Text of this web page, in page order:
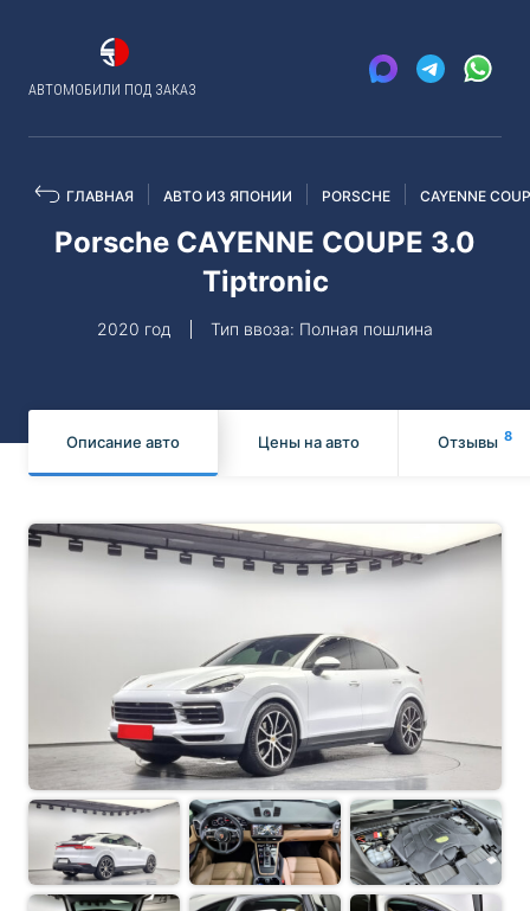
АВТОМОБИЛИ ПОД ЗАКАЗ
ГЛАВНАЯ АВТО ИЗ ЯПОНИИ PORSCHE CAYENNE
Porsche CAYENNE COUPE 3.0
Tiptronic
2020 год Тип ввоза: Полная пошлина
Описание авто Цены на авто Отзывы 8